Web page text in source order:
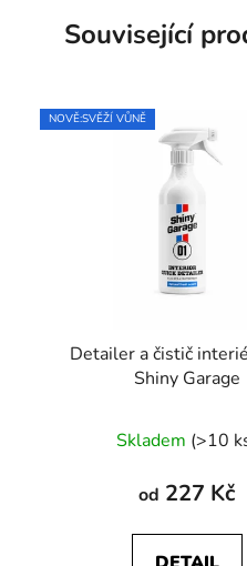
Související
NOVĚ:SVĚŽÍ VŮNĚ
Detailer a čistič
Shiny Garage
4,9
Skladem (>10
od 227 Kč